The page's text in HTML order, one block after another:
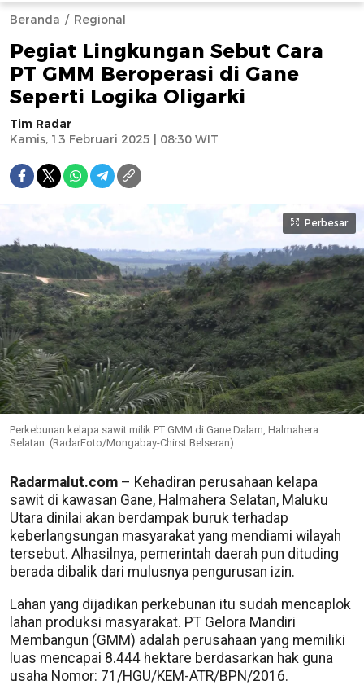
Beranda Regional
Pegiat Lingkungan Sebut Cara
PT GMM Beroperasi di Gane
Seperti Logika Oligarki
Tim Radar
Kamis, 13 Februari 2025 | 08:30 WIT
Perbesar
Perkebunan kelapa sawit milik PT GMM di Gane Dalam, Halmahera
Selatan. (RadarFoto/Mongabay-Chirst Belseran)
Radarmalut.com – Kehadiran perusahaan kelapa
sawit di kawasan Gane, Halmahera Selatan, Maluku
Utara dinilai akan berdampak buruk terhadap
keberlangsungan masyarakat yang mendiami wilayah
tersebut. Alhasilnya, pemerintah daerah pun dituding
berada dibalik dari mulusnya pengurusan izin.
Lahan yang dijadikan perkebunan itu sudah mencaplok
lahan produksi masyarakat. PT Gelora Mandiri
Membangun (GMM) adalah perusahaan yang memiliki
luas mencapai 8.444 hektare berdasarkan hak guna
usaha Nomor: 71/HGU/KEM-ATR/BPN/2016.